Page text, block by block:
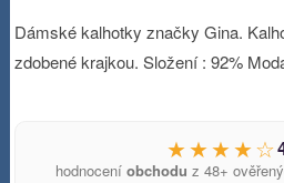
Dámské kalhotky značky Gina.
zdobené krajkou. Složení : 92%
★★★★☆
hodnoceníobchodu z 48+